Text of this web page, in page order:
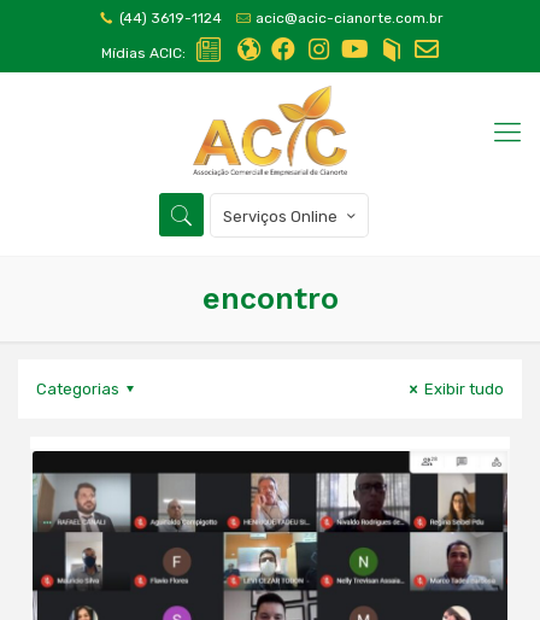
(44) 3619-1124 acic@acic-cianorte.com.br
Mídias ACIC:
Serviços Online
encontro
Categorias Exibir tudo